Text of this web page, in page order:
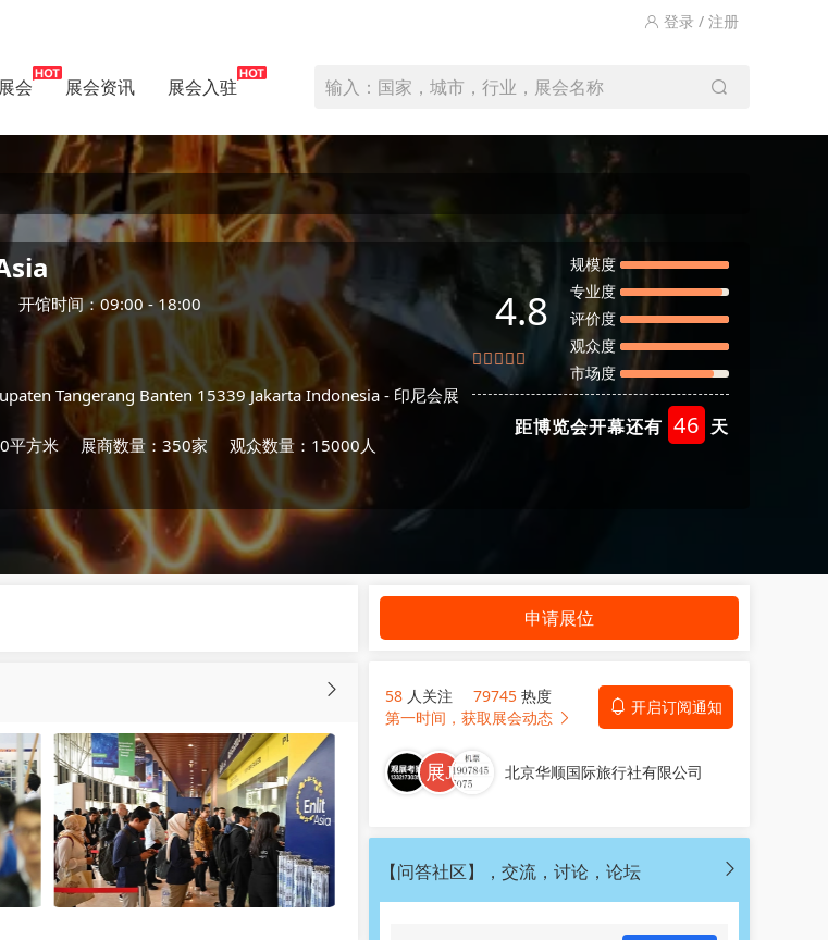
登录 / 注册
会 展会资讯 展会入驻 输入：国家，城市，行业，展会名称
开馆时间：09:00 - 18:00
Tangerang Banten 15339 Jakarta Indonesia - 印尼会展
平方米 展商数量：350家 观众数量：15000人
4.8
规模度
专业度
评价度
观众度
市场度
距博览会开幕还有 46 天
申请展位
58 人关注 79745 热度
开启订阅通知
第一时间，获取展会动态
北京华顺国际旅行社有限公司
【问答社区】，交流，讨论，论坛